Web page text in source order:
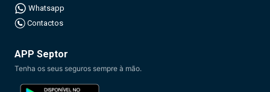
Whatsapp
Contactos
APP Septor
Tenha os seus seguros sempre à mão.